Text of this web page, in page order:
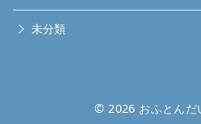
未分類
© 2026 おふとんだ